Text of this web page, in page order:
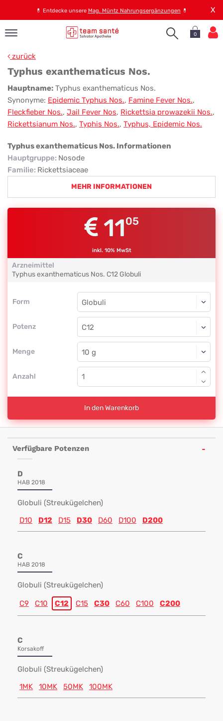
💊 Entdecke unsere Mag. Müntz Nahrungsergänzungen 💊 X
0
zurück
Typhus exanthematicus Nos.
Typhus
exanthematicus
Nos.
Hauptname: Typhus exanthematicus Nos.
Synonyme: Epidemic Typhus Nos., Famine Fever Nos.,
Fleckfieber Nos., Jail Fever Nos, Rickettsia prowazekii Nos.,
Rickettsianum Nos., Typhis Nos., Typhus, Epidemic Nos.
Typhus exanthematicus Nos. Informationen
Hauptgruppe: Nosode
Familie: Rickettsiaceae
MEHR INFORMATIONEN
1105
inkl. 10% MwSt
Arzneimittel
Typhus exanthematicus Nos. C12 Globuli
Form
Form
Potenz
Globuli
C12
Menge
Globuli
Anzahl
In den Warenkorb
Verfügbare Potenzen
D
HAB 2018
Globuli (Streukügelchen)
D10
D12 D15 D30 D60 D100 D200
C
HAB 2018
Globuli (Streukügelchen)
C9 C10 C12 C15 C30 C60 C100 C200
C
Korsakoff
Globuli (Streukügelchen)
1MK
10MK 50MK 100MK